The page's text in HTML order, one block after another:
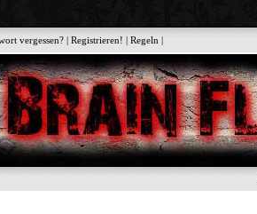
vergessen? |Registrieren! |Regeln |